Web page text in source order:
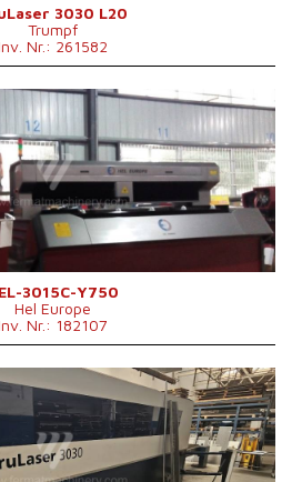
3030 L20
Trumpf
Inv. Nr.: 261582
mm
mm
W
3015C-Y750
Hel Europe
Inv. Nr.: 182107
2019
3000 mm
1500 mm
25 mm
4000 W